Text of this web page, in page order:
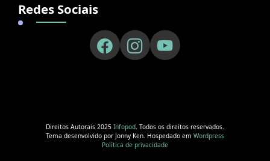
Redes Sociais
Direitos Autorais 2025 Infopod. Todos os direitos reservados.
Tema desenvolvido por Jonny Ken. Hospedado em Wordpress
Política de privacidade